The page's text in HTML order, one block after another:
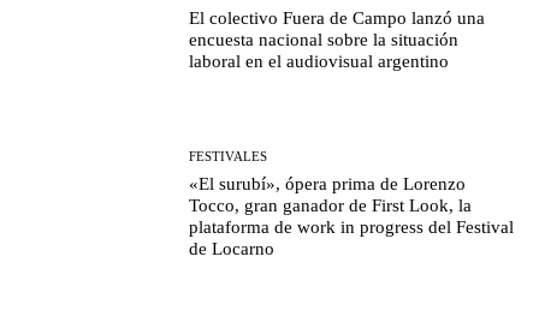
El colectivo Fuera de Campo lanzó una
encuesta nacional sobre la situación
laboral en el audiovisual argentino
FESTIVALES
«El surubí», ópera prima de Lorenzo
Tocco, gran ganador de First Look, la
plataforma de work in progress del Festival
de Locarno